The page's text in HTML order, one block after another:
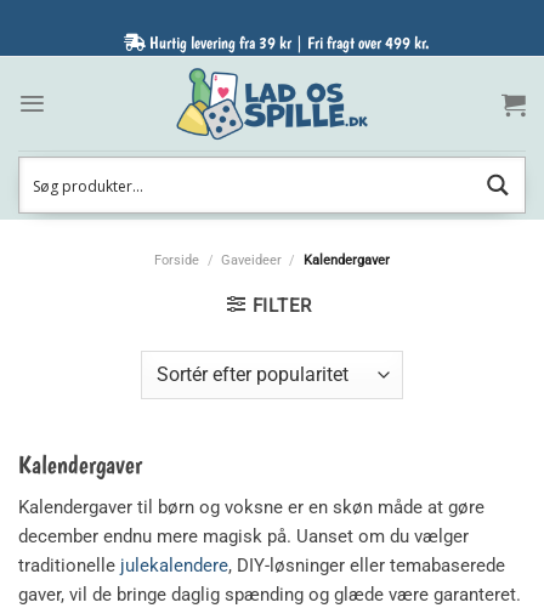
Hurtig levering fra 39 kr | Fri fragt over 499 kr.
Forside / Gaveideer / Kalendergaver
FILTER
Kalendergaver
Kalendergaver til børn og voksne er en skøn måde at gøre
december endnu mere magisk på. Uanset om du vælger
traditionelle julekalendere, DIY-løsninger eller temabaserede
gaver, vil de bringe daglig spænding og glæde være garanteret.